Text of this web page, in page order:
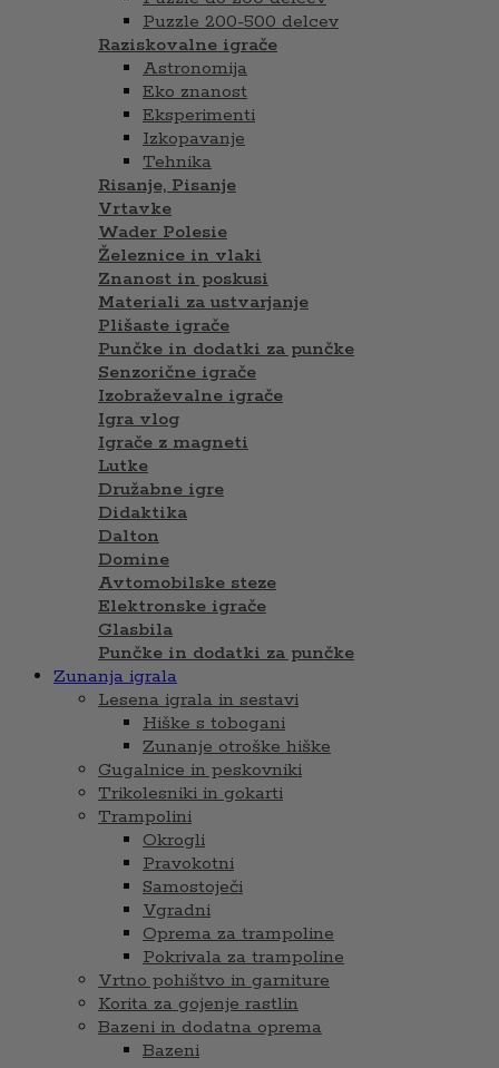
Puzzle 200-500 delcev
Raziskovalne igrače
Astronomija
Eko znanost
Eksperimenti
Izkopavanje
Tehnika
Risanje, Pisanje
Vrtavke
Wader Polesie
Železnice in vlaki
Znanost in poskusi
Materiali za ustvarjanje
Plišaste igrače
Punčke in dodatki za punčke
Senzorične igrače
Izobraževalne igrače
Igra vlog
Igrače z magneti
Lutke
Družabne igre
Didaktika
Dalton
Domine
Avtomobilske steze
Elektronske igrače
Glasbila
Punčke in dodatki za punčke
Zunanja igrala
Lesena igrala in sestavi
Hiške s tobogani
Zunanje otroške hiške
Gugalnice in peskovniki
Trikolesniki in gokarti
Trampolini
Okrogli
Pravokotni
Samostoječi
Vgradni
Oprema za trampoline
Pokrivala za trampoline
Vrtno pohištvo in garniture
Korita za gojenje rastlin
Bazeni in dodatna oprema
Bazeni